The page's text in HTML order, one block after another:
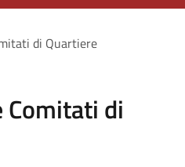
di Quartiere
Comitati di